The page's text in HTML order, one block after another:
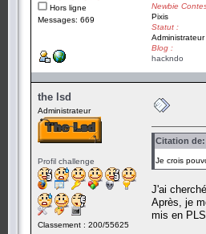
Hors ligne
Messages: 669
Newbie
Pixis
Statut :
Administrateur
Blog :
hackndo
the lsd
Administrateur
Profil challenge
Classement : 200/55625
Citation de:
Je crois
J'ai
Après, je
mis en